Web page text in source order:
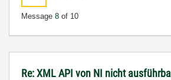
Message 8 of 10
Re: XML API von NI nicht